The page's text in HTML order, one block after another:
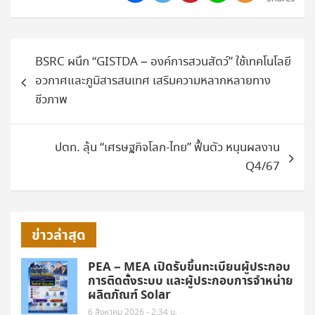
เรื่องBSRC ผนึก “GISTDA – องค์การสวนสัตว์” ใช้เทคโนโลยี
อวกาศและภูมิสารสนเทศ เสริมความหลากหลายทาง
ชีวภาพ
ปตท. ลุ้น “เศรษฐกิจโลก-ไทย” ฟื้นตัว หนุนผลงาน
Q4/67
ข่าวล่าสุด
PEA – MEA เปิดรับขึ้นทะเบียนผู้ประกอบ
การติดตั้งระบบ และผู้ประกอบการจำหน่าย
ผลิตภัณฑ์ Solar